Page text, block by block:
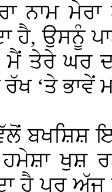
ਨਾਮ
ਹੈ, ਉਸਨੂੰ
ਤੇਰੇ ਘਰ
ਰੱਖ ‘ਤੇ ਭਾਵੇਂ
ਬਖਸ਼ਿਸ਼
ਖੁਸ਼
ਹੈ ਪਰ